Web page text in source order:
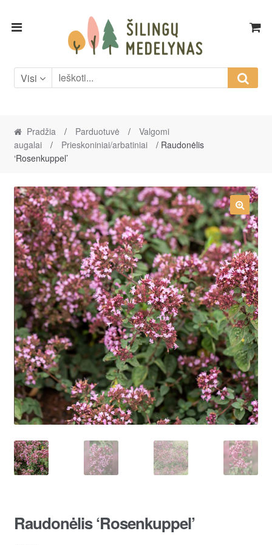
Skip
Skip
Visi
Pradžia / Parduotuvė /
Valgomi
augalai
/ Prieskoniniai/arbatiniai
/ Raudonėlis
‘Rosenkuppel’
Raudonėlis ‘Rosenkuppel’